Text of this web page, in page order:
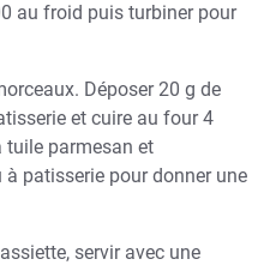
au froid puis turbiner pour
Déposer 20 g de
et cuire au four 4
tuile parmesan et
patisserie pour donner une
servir avec une